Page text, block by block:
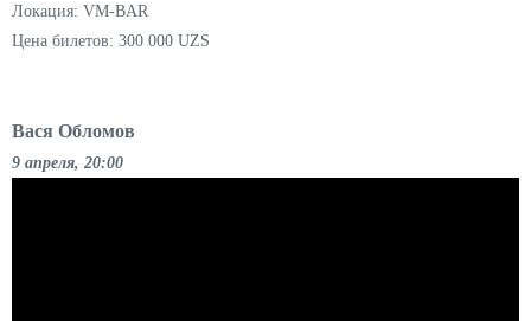
Локация: VM-BAR
Цена билетов: 300 000 UZS
Вася Обломов
9 апреля, 20:00